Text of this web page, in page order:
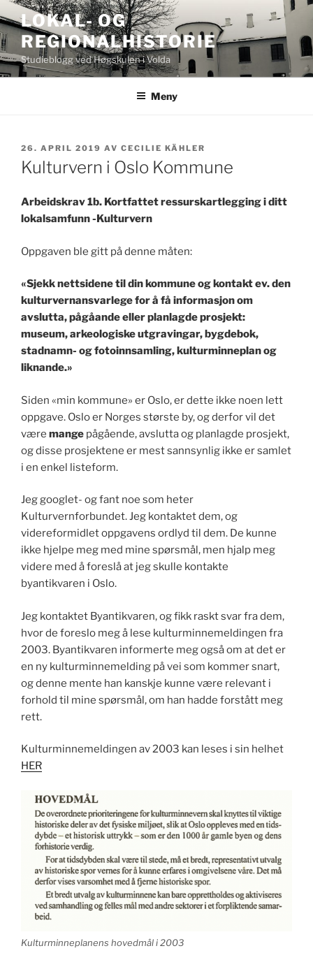
til
innhold
LOKAL- OG
REGIONALHISTORIE
Studieblogg ved Høgskulen i Volda
Meny
PUBLISERT
26. APRIL 2019 AV CECILIE KÄHLER
Kulturvern i Oslo Kommune
Arbeidskrav 1b. Kortfattet ressurskartlegging i ditt
lokalsamfunn -Kulturvern
Oppgaven ble gitt på denne måten:
«Sjekk nettsidene til din kommune og kontakt ev. den
kulturvernansvarlege for å få informasjon om
avslutta, pågåande eller planlagde prosjekt:
museum, arkeologiske utgravingar, bygdebok,
stadnamn- og fotoinnsamling, kulturminneplan og
liknande.»
Siden «min kommune» er Oslo, er dette ikke noen lett
oppgave. Oslo er Norges største by, og derfor vil det
være mange pågående, avslutta og planlagde prosjekt,
og disse prosjektene er mest sannsynlig ikke er samlet
i en enkel listeform.
Jeg googlet- og fant noe som heter
Kulturvernforbundet. Jeg kontaktet dem, og
videreformidlet oppgavens ordlyd til dem. De kunne
ikke hjelpe meg med mine spørsmål, men hjalp meg
videre med å foreslå at jeg skulle kontakte
byantikvaren i Oslo.
Jeg kontaktet Byantikvaren, og fikk raskt svar fra dem,
hvor de foreslo meg å lese kulturminnemeldingen fra
2003. Byantikvaren informerte meg også om at det er
en ny kulturminnemelding på vei som kommer snart,
og denne mente han kanskje kunne være relevant i
forhold til mine spørsmål, om han hadde forstått meg
rett.
Kulturminnemeldingen av 2003 kan leses i sin helhet
HER
Kulturminneplanens hovedmål i 2003